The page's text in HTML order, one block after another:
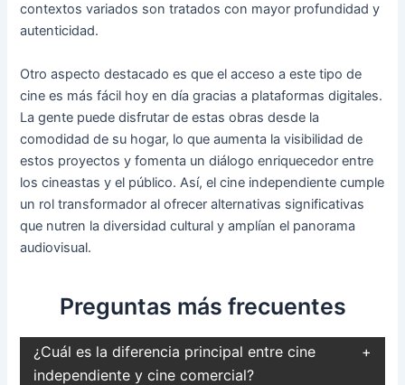
contextos variados son tratados con mayor profundidad y
autenticidad.
Otro aspecto destacado es que el acceso a este tipo de
cine es más fácil hoy en día gracias a plataformas digitales.
La gente puede disfrutar de estas obras desde la
comodidad de su hogar, lo que aumenta la visibilidad de
estos proyectos y fomenta un diálogo enriquecedor entre
los cineastas y el público. Así, el cine independiente cumple
un rol transformador al ofrecer alternativas significativas
que nutren la diversidad cultural y amplían el panorama
audiovisual.
Preguntas más frecuentes
¿Cuál es la diferencia principal entre cine
independiente y cine comercial?